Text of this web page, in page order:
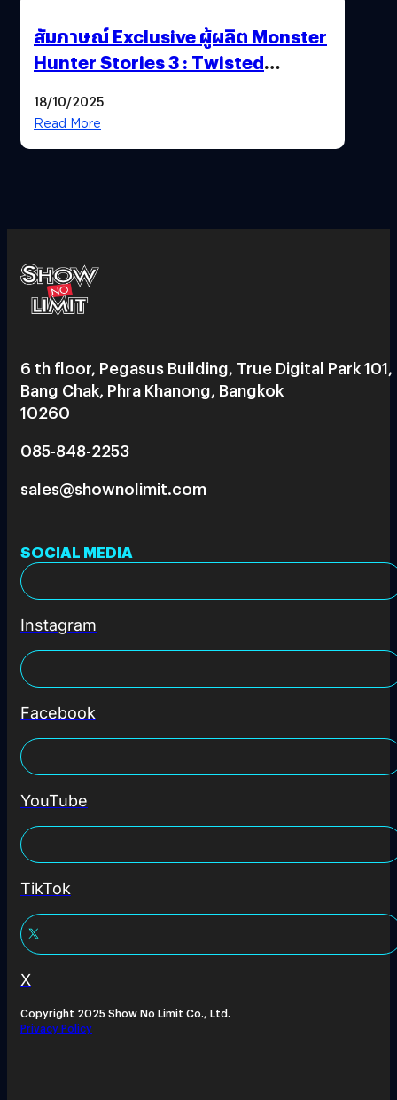
สัมภาษณ์ Exclusive ผู้ผลิต Monster
Hunter Stories 3 : Twisted
สวยฉ่ำ !
18/10/2025
Read More
6 th floor, Pegasus Building, True Digital Park 101,
Bang Chak, Phra Khanong, Bangkok
10260
085-848-2253
sales@shownolimit.com
SOCIAL MEDIA
Instagram
Facebook
YouTube
TikTok
X
Copyright 2025 Show No Limit Co., Ltd.
Privacy Policy